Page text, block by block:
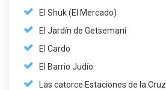
El Shuk (El Mercado)
El Jardín de Getsemaní
El Cardo
El Barrio Judío
Las catorce Estaciones de la Cruz